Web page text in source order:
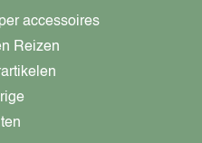
accessoires
Reizen